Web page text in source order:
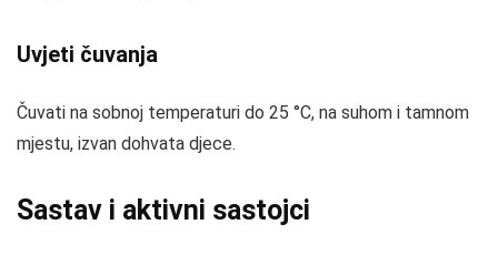
Uvjeti čuvanja
Čuvati na sobnoj temperaturi do 25 °C, na suhom i tamnom
mjestu, izvan dohvata djece.
Sastav i aktivni sastojci